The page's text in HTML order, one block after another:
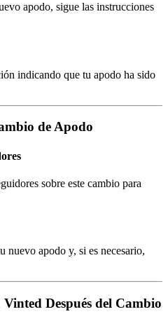
apodo, sigue las instrucciones
indicando que tu apodo ha sido
de Apodo
sobre este cambio para
apodo y, si es necesario,
Después del Cambio